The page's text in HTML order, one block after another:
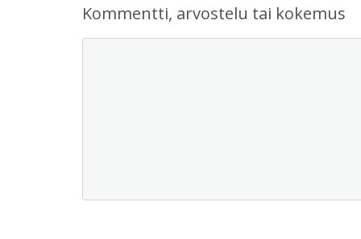
Kommentti, arvostelu tai kokemus